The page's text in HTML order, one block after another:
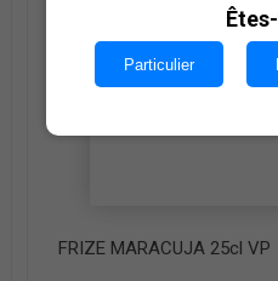
FRIZE MARACUJA 25cl VP
Particulier